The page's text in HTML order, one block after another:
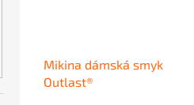
Mikina dámská smyk
Outlast®